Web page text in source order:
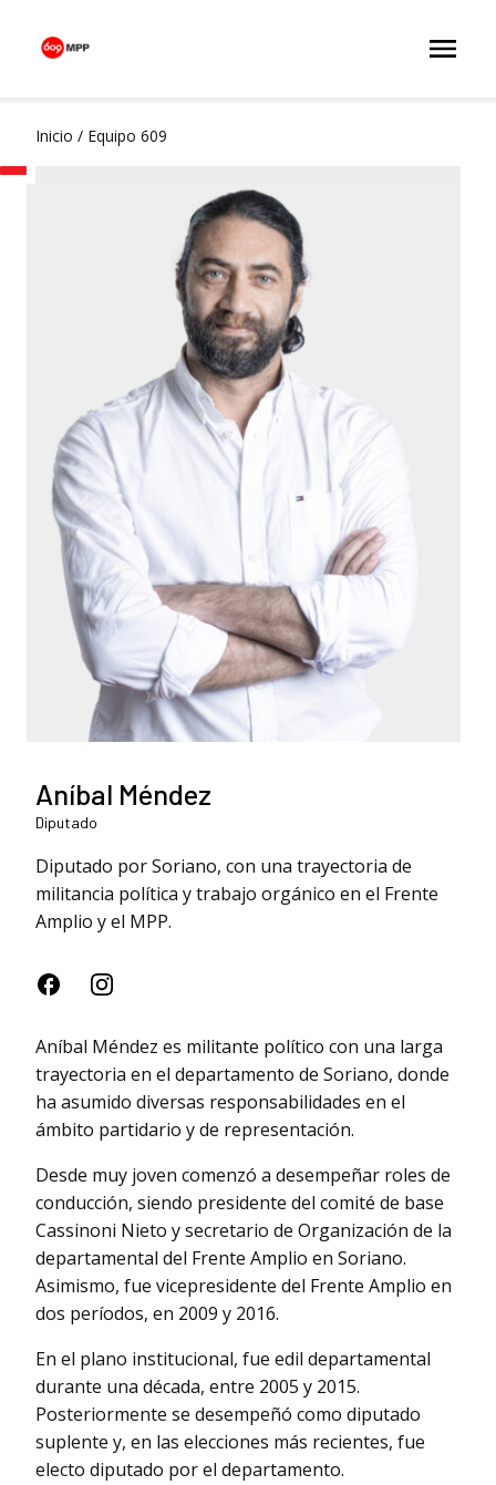
Inicio / Equipo 609
Aníbal Méndez
Diputado
Diputado por Soriano, con una trayectoria de
militancia política y trabajo orgánico en el Frente
Amplio y el MPP.
Aníbal Méndez es militante político con una larga
trayectoria en el departamento de Soriano, donde
ha asumido diversas responsabilidades en el
ámbito partidario y de representación.
Desde muy joven comenzó a desempeñar roles de
conducción, siendo presidente del comité de base
Cassinoni Nieto y secretario de Organización de la
departamental del Frente Amplio en Soriano.
Asimismo, fue vicepresidente del Frente Amplio en
dos períodos, en 2009 y 2016.
En el plano institucional, fue edil departamental
durante una década, entre 2005 y 2015.
Posteriormente se desempeñó como diputado
suplente y, en las elecciones más recientes, fue
electo diputado por el departamento.